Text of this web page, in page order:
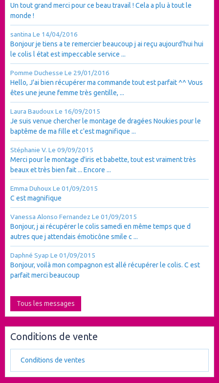
Un tout grand merci pour ce beau travail ! Cela a plu à tout le
monde !
santina Le 14/04/2016
Bonjour je tiens a te remercier beaucoup j ai reçu aujourd'hui hui
le colis l état est impeccable service ...
Pomme Duchesse Le 29/01/2016
Hello, J'ai bien récupérer ma commande tout est parfait ^^ Vous
êtes une jeune femme très gentille, ...
Laura BaudouxLe 16/09/2015
Je suis venue chercher le montage de dragées Noukies pour le
baptême de ma fille et c'est magnifique ...
Stéphanie V. Le 09/09/2015
Merci pour le montage d'iris et babette, tout est vraiment très
beaux et très bien fait ... Encore ...
Emma DuhouxLe 01/09/2015
C est magnifique
Vanessa Alonso Fernandez Le 01/09/2015
Bonjour, j ai récupérer le colis samedi en même temps que d
autres que j attendais émoticône smile c ...
Daphné Syap Le 01/09/2015
Bonjour, voilà mon compagnon est allé récupérer le colis. C est
parfait merci beaucoup
Tous les messages
Conditions de vente
Conditions de ventes